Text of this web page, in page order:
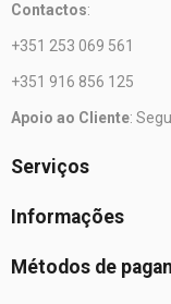
Contactos:
+351 253 069 561
+351 916 856 125
Apoio ao Cliente:
Serviços
Informações
Métodos de